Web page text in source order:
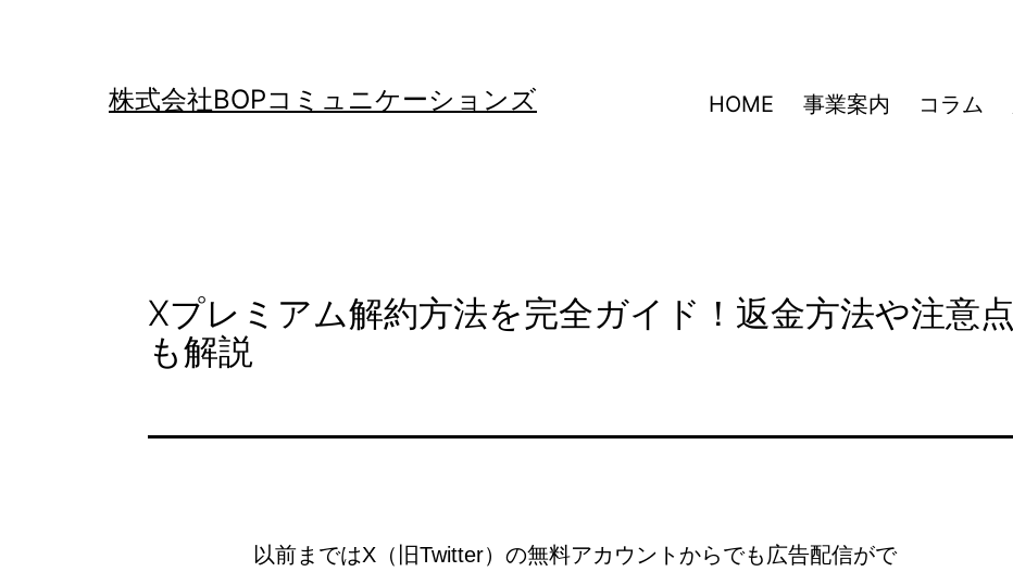
株式会社BOPコミュニケーションズ HOME 事業案内 コラム
Xプレミアム解約方法を完全ガイド！返金方法や注意点
も解説
以前まではX（旧Twitter）の無料アカウントからでも広告配信がで